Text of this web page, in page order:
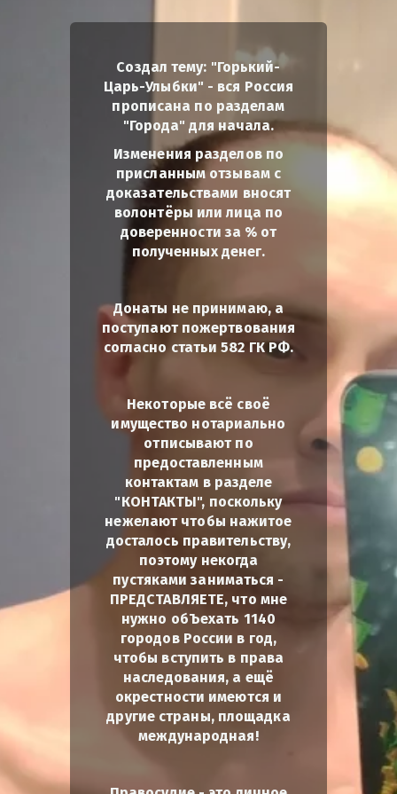
Создал тему: "Горький-
Царь-Улыбки" - вся Россия
прописана по разделам
"Города" для начала.
Изменения разделов по
присланным отзывам с
доказательствами вносят
волонтёры или лица по
доверенности за % от
полученных денег.
Донаты не принимаю, а
поступают пожертвования
согласно статьи 582 ГК РФ.
Некоторые всё своё
имущество нотариально
отписывают по
предоставленным
контактам в разделе
"КОНТАКТЫ", поскольку
нежелают чтобы нажитое
досталось правительству,
поэтому некогда
пустяками заниматься -
ПРЕДСТАВЛЯЕТЕ, что мне
нужно обЪехать 1140
городов России в год,
чтобы вступить в права
наследования, а ещё
окрестности имеются и
другие страны, площадка
международная!